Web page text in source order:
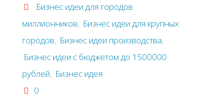
Бизнес идеи для городов
миллионников, Бизнес идеи для крупных
городов, Бизнес идеи производства,
Бизнес идеи с бюджетом до 1500000
рублей, Бизнес идея
0